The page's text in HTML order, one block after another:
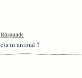
Răspunde
in animal ?